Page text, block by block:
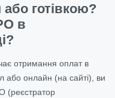
готівкою?
в
отримання оплат в
або онлайн (на сайті), ви
(реєстратор